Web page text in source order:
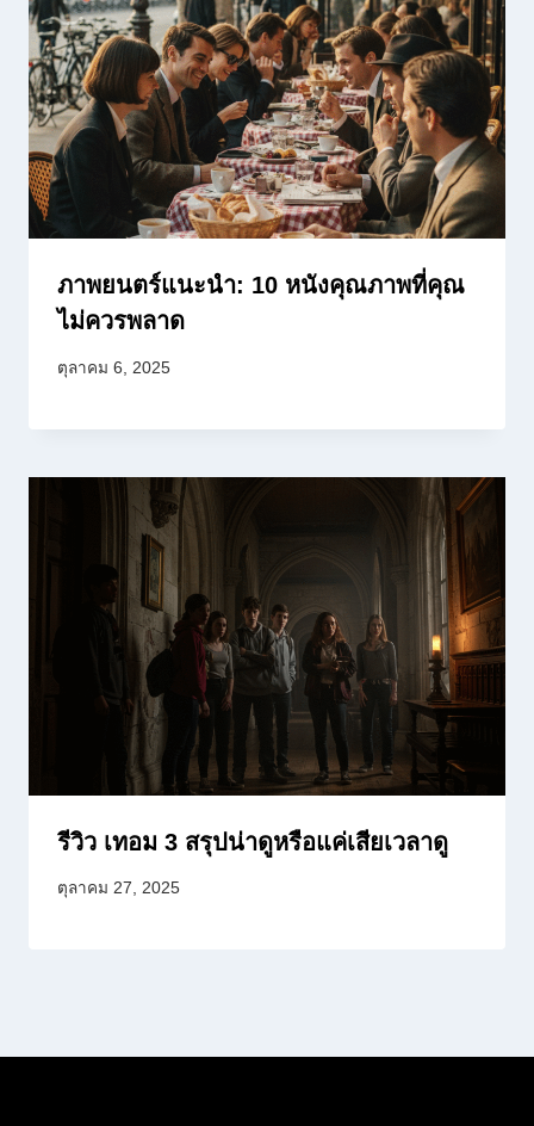
ภาพยนตร์แนะนำ: 10 หนังคุณภาพที่คุณ
ไม่ควรพลาด
ตุลาคม 6, 2025
รีวิว เทอม 3 สรุปน่าดูหรือแค่เสียเวลาดู
ตุลาคม 27, 2025